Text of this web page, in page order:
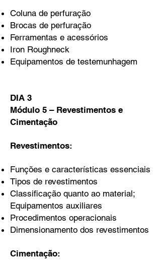
Coluna de perfuração
Brocas de perfuração
Ferramentas e acessórios
Iron Roughneck
Equipamentos de testemunhagem
DIA 3
Módulo 5 – Revestimentos e
Cimentação
Revestimentos:
Funções e características essenciais
Tipos de revestimentos
Classificação quanto ao material;
Equipamentos auxiliares
Procedimentos operacionais
Dimensionamento dos revestimentos
Cimentação: